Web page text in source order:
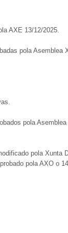
AXE 13/12/2025.
pola Asemblea
pola
pola Xunta
pola AXO o